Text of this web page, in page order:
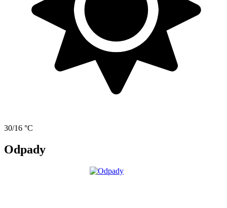
30/16 °C
Odpady